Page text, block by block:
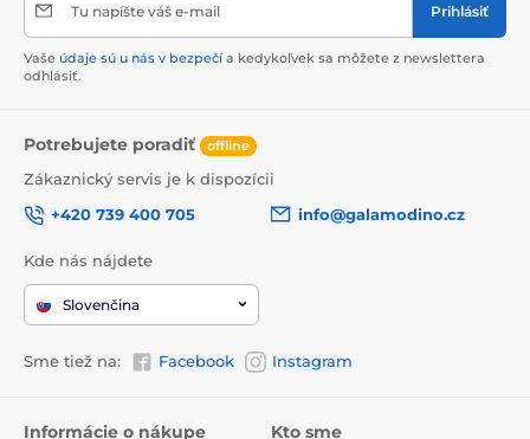
Tu napíšte váš e-mail Prihlásiť
Vaše údaje sú u nás v bezpečí a kedykoľvek sa môžete z newslettera
odhlásiť.
Potrebujete poradiť offline
Zákaznický servis je k dispozícii
+420 739 400 705
info@galamodino.cz
Kde nás nájdete
Slovenčina
Sme tiež na: Facebook Instagram
Informácie o nákupe Kto sme